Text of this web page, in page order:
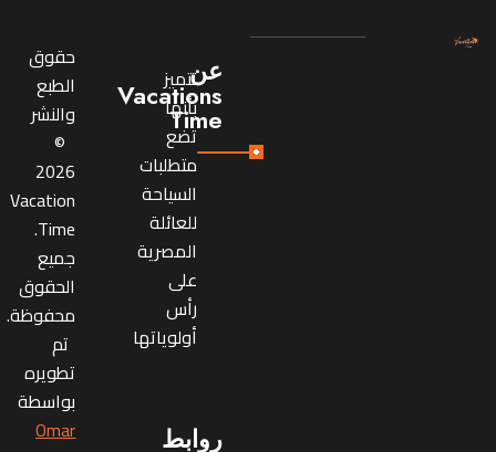
عن
Vacations
Time
تتميز
بأنها
تضع
متطلبات
السياحة
للعائلة
المصرية
على
رأس
أولوياتها
روابط
حقوق
الطبع
والنشر
©
2026
Vacation
Time.
جميع
الحقوق
محفوظة.
تم
تطويره
بواسطة
Omar